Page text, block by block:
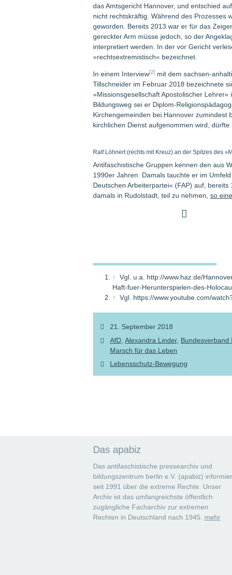
das Amtsgericht Hannover, und entschied
nicht rechtskräftig. Während des Prozesses
geworden. Bereits 2013 war er für das
gereckter Arm müsse jedoch, so der
interpretiert werden. In der vor Gericht
»rechtsextremistisch« bezeichnet.
In einem Interview[2] mit dem sachsen-
Tillschneider im Februar 2018 bezeichnete
»Missionsgesellschaft Apostolischer
Bildungsweg sei er Diplom-
Kirchengemeinden bei Hannover zumindest
kirchlichen Dienst aufgenommen wird,
Ralf Löhnert (rechts mit Kreuz) an der Spitzes des
Antifaschistische Gruppen kennen den aus
1990er Jahren. Damals tauchte er im
Deutschen Arbeiterpartei« (FAP) auf,
damals in Rudolstadt, teil zu nehmen, so
↑
Vgl. u.a. http://www.haz.de/
Haft-fuer-Herunterspielen-des-
↑
Vgl. https://www.youtube.com/
21. September 2018
AfD Alexandra Linder Bundesverband
Marsch für das Leben
Lebensschutz-Bewegung
Das apabiz
Das antifaschistische pressearchiv und
bildungszentrum berlin e.V. (apabiz)
seit 1991 über die extreme Rechte. Unser
Archiv ist das umfangreichste öffentlich
zugängliche Facharchiv zur extremen
Rechten in Deutschland nach 1945. mehr